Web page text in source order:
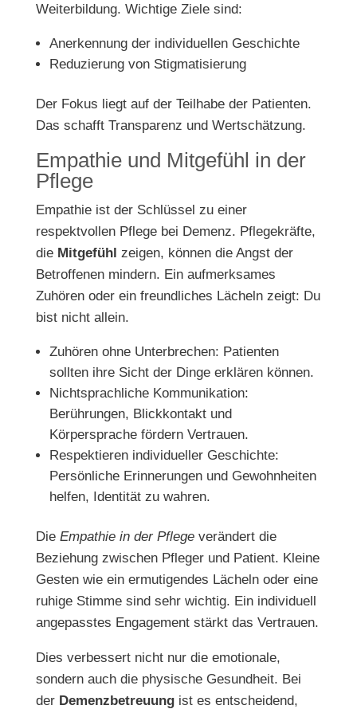
Weiterbildung. Wichtige Ziele sind:
Anerkennung der individuellen Geschichte
Reduzierung von Stigmatisierung
Der Fokus liegt auf der Teilhabe der Patienten.
Das schafft Transparenz und Wertschätzung.
Empathie und Mitgefühl in der
Pflege
Empathie ist der Schlüssel zu einer
respektvollen Pflege bei Demenz. Pflegekräfte,
die Mitgefühl zeigen, können die Angst der
Betroffenen mindern. Ein aufmerksames
Zuhören oder ein freundliches Lächeln zeigt: Du
bist nicht allein.
Zuhören ohne Unterbrechen: Patienten
sollten ihre Sicht der Dinge erklären können.
Nichtsprachliche Kommunikation:
Berührungen, Blickkontakt und
Körpersprache fördern Vertrauen.
Respektieren individueller Geschichte:
Persönliche Erinnerungen und Gewohnheiten
helfen, Identität zu wahren.
Die Empathie in der Pflegeverändert die
Beziehung zwischen Pfleger und Patient. Kleine
Gesten wie ein ermutigendes Lächeln oder eine
ruhige Stimme sind sehr wichtig. Ein individuell
angepasstes Engagement stärkt das Vertrauen.
Dies verbessert nicht nur die emotionale,
sondern auch die physische Gesundheit. Bei
der Demenzbetreuungist es entscheidend,